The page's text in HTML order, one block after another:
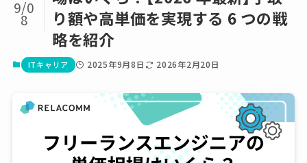
り額や高単価を実現する 6 つの戦
略を紹介
9/0
8
ITキャリア 2025年9月8日 2026年2月20日